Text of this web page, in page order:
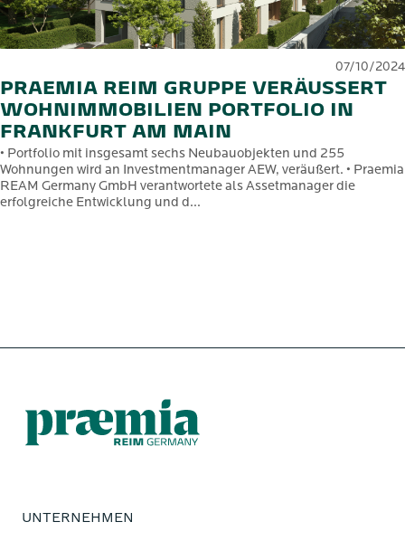
07/10/2024
PRAEMIA REIM GRUPPE VERÄUSSERT W
OHNIMMOBILIEN PORTFOLIO IN F
RANKFURT AM MAIN
• Portfolio mit insgesamt sechs Neubauobjekten und 255
Wohnungen wird an Investmentmanager AEW, veräußert. • Praemia
REAM Germany GmbH verantwortete als Assetmanager die
erfolgreiche Entwicklung und d...
UNTERNEHMEN